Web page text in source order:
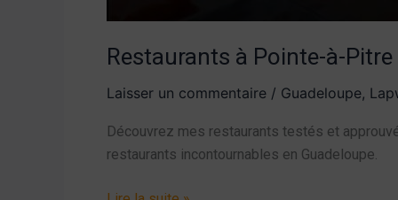
Restaurants à Pointe-à-Pitre
Laisser un commentaire / Guadeloupe,
Découvrez mes restaurants testés et
restaurants incontournables en Guadeloupe.